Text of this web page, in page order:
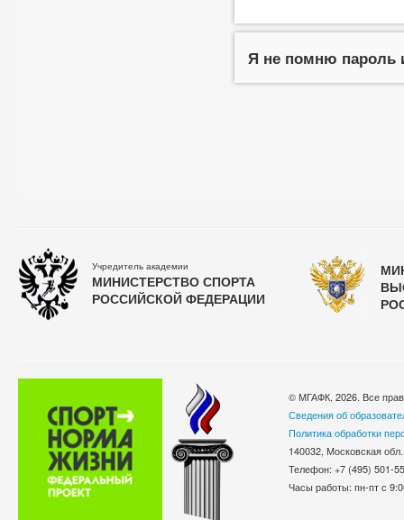
Я не помню пароль
Учредитель академии
МИНИСТЕРСТВО СПОРТА
РОССИЙСКОЙ ФЕДЕРАЦИИ
© МГАФК, 2026. Все
Сведения об
Политика обработки
140032, Московская
Телефон: +7 (495)
Часы работы: пн-пт с